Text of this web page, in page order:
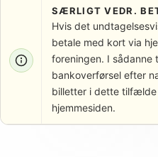
SÆRLIGT VEDR.
Hvis det
betale med kort via
foreningen. I
bankoverførsel efter
billetter i dette tilfælde
hjemmesiden.